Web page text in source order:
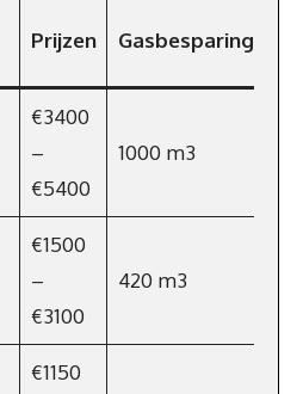
Prijzen Gasbesparing
€3400
–
€5400
1000 m3
€1500
–
€3100
420 m3
€1150